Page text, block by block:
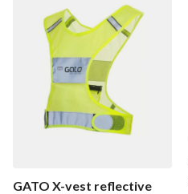
GATO X-vest reflective